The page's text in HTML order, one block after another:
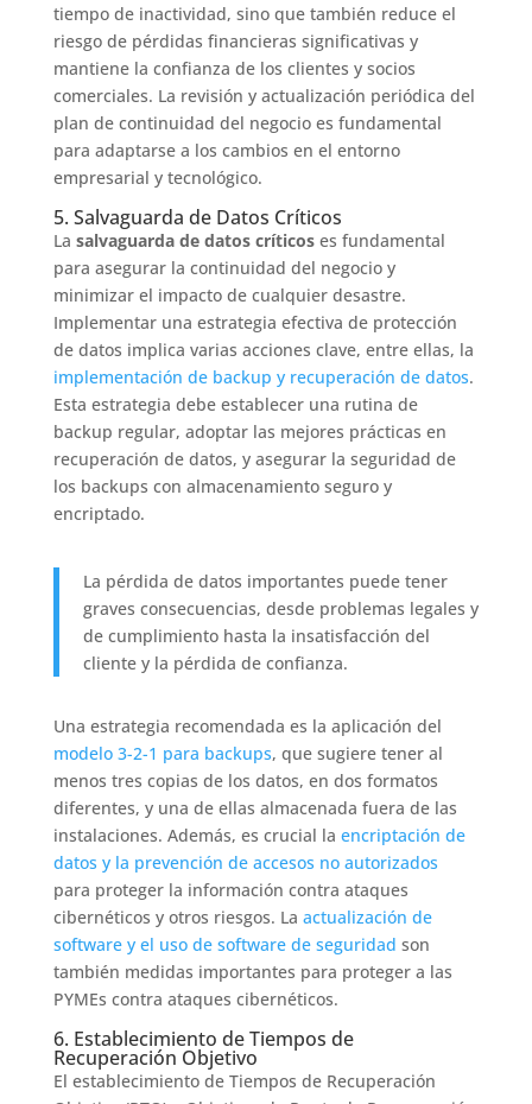
tiempo de inactividad, sino que también reduce el
riesgo de pérdidas financieras significativas y
mantiene la confianza de los clientes y socios
comerciales. La revisión y actualización periódica del
plan de continuidad del negocio es fundamental
para adaptarse a los cambios en el entorno
empresarial y tecnológico.
5. Salvaguarda de Datos Críticos
La salvaguarda de datos críticoses fundamental
para asegurar la continuidad del negocio y
minimizar el impacto de cualquier desastre.
Implementar una estrategia efectiva de protección
de datos implica varias acciones clave, entre ellas, la
implementación de backup y recuperación de datos.
Esta estrategia debe establecer una rutina de
backup regular, adoptar las mejores prácticas en
recuperación de datos, y asegurar la seguridad de
los backups con almacenamiento seguro y
encriptado.
La pérdida de datos importantes puede tener
graves consecuencias, desde problemas legales y
de cumplimiento hasta la insatisfacción del
cliente y la pérdida de confianza.
Una estrategia recomendada es la aplicación del
modelo 3-2-1 para backups, que sugiere tener al
menos tres copias de los datos, en dos formatos
diferentes, y una de ellas almacenada fuera de las
instalaciones. Además, es crucial la encriptación de
datos y la prevención de accesos no autorizados
para proteger la información contra ataques
cibernéticos y otros riesgos. La actualización de
software y el uso de software de seguridad son
también medidas importantes para proteger a las
PYMEs contra ataques cibernéticos.
6. Establecimiento de Tiempos de
Recuperación Objetivo
El establecimiento de Tiempos de Recuperación